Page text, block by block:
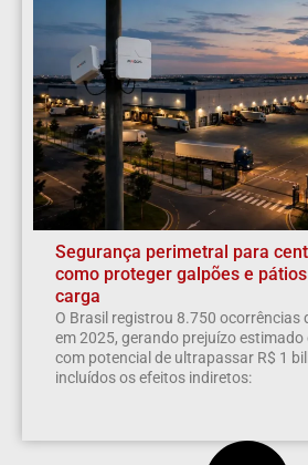
Segurança perimetral para
como proteger galpões e
carga
O Brasil registrou 8.750 ocorrências
em 2025, gerando prejuízo estimado
com potencial de ultrapassar R$ 1
incluídos os efeitos indiretos: